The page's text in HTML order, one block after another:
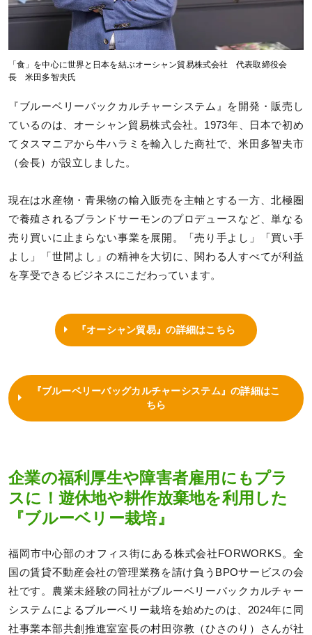
「食」を中心に世界と日本を結ぶオーシャン貿易株式会社 代表取締役会
長 米田多智夫氏
『ブルーベリーバックカルチャーシステム』を開発・販売し
ているのは、オーシャン貿易株式会社。1973年、日本で初め
てタスマニアから牛ハラミを輸入した商社で、米田多智夫市
（会長）が設立しました。
現在は水産物・青果物の輸入販売を主軸とする一方、北極圏
で養殖されるブランドサーモンのプロデュースなど、単なる
売り買いに止まらない事業を展開。「売り手よし」「買い手
よし」「世間よし」の精神を大切に、関わる人すべてが利益
を享受できるビジネスにこだわっています。
『オーシャン貿易』の詳細はこちら
『ブルーベリーバッグカルチャーシステム』の詳細はこ
ちら
企業の福利厚生や障害者雇用にもプラ
スに！遊休地や耕作放棄地を利用した
『ブルーベリー栽培』
福岡市中心部のオフィス街にある株式会社FORWORKS。全
国の賃貸不動産会社の管理業務を請け負うBPOサービスの会
社です。農業未経験の同社がブルーベリーバックカルチャー
システムによるブルーベリー栽培を始めたのは、2024年に同
社事業本部共創推進室室長の村田弥教（ひさのり）さんが社